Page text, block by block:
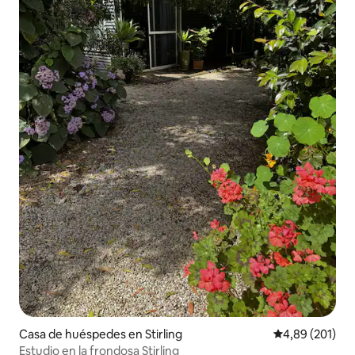
Casa de huéspedes en Stirling Calificación
4,89 (201)
Estudio en la frondosa Stirling